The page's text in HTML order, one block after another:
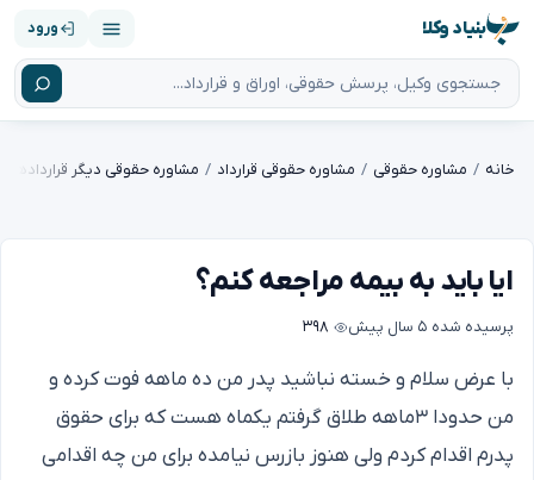
بنیاد وکلا ورود
خانه مشاوره حقوقی مشاوره حقوقی قرارداد مشاوره حقوقی دیگر قراردادها
ایا باید به بیمه مراجعه کنم؟
پرسیده شده ۵ سال پیش ۳۹۸
با عرض سلام و خسته نباشید پدر من ده ماهه فوت کرده و
من حدودا ۳ماهه طلاق گرفتم یکماه هست که برای حقوق
پدرم اقدام کردم ولی هنوز بازرس نیامده برای من چه اقدامی